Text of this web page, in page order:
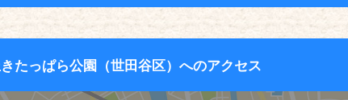
たっぱら公園（世田谷区）へのアクセス